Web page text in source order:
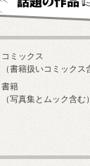
コミックス
（書籍扱いコミックス
書籍
（写真集とムック含む）